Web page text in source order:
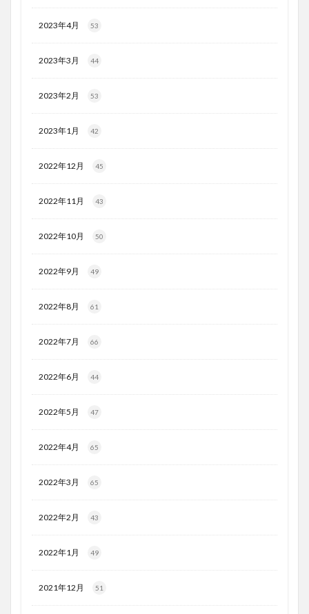
2023年4月 53
2023年3月 44
2023年2月 53
2023年1月 42
2022年12月 45
2022年11月 43
2022年10月 50
2022年9月 49
2022年8月 61
2022年7月 66
2022年6月 44
2022年5月 47
2022年4月 65
2022年3月 65
2022年2月 43
2022年1月 49
2021年12月 51